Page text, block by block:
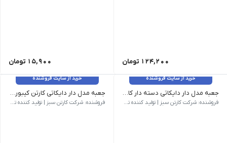
124,200 تومان 15,900 تومان
خرید از سایت فروشنده
جعبه مدل دار دایکاتی دسته دار کارتن کیبوردی کد CS-D27-36 وزن 512 گرم | ابعاد بیرونی 530 × 380 × 115 میلی‌متر | نام کالا جعبه مدل دار دایکاتی دسته دار کارتن کیبوردی کد CS-D27-36 | شناسه محصول CS-D27-36 | مدل فنی D27 | روش ساخت دایکاتی | تعداد لایه سه لایه | نوع فلوت C | رنگ رویه قهوه ای | کیفیت درجه یک
فروشنده: شرکت کارتن سبز | تولید کننده تخصصی کارتن و جعبه
خرید از سایت فروشنده
جعبه مدل دار دایکاتی کارتن کیبوردی کد CS-D27-37 وزن 53 گرم | ابعاد بیرونی 365 × 135 × 85 میلی‌متر | نام کالا جعبه مدل دار دایکاتی کارتن کیبوردی کد CS-D27-37 | شناسه محصول CS-D27-37 | مدل فنی D27 | روش ساخت دایکاتی | تعداد لایه سه لایه | نوع فلوت B | رنگ رویه قهوه ای | کیفیت درجه یک
فروشنده: شرکت کارتن سبز | تولید کننده تخصصی کارتن و جعبه